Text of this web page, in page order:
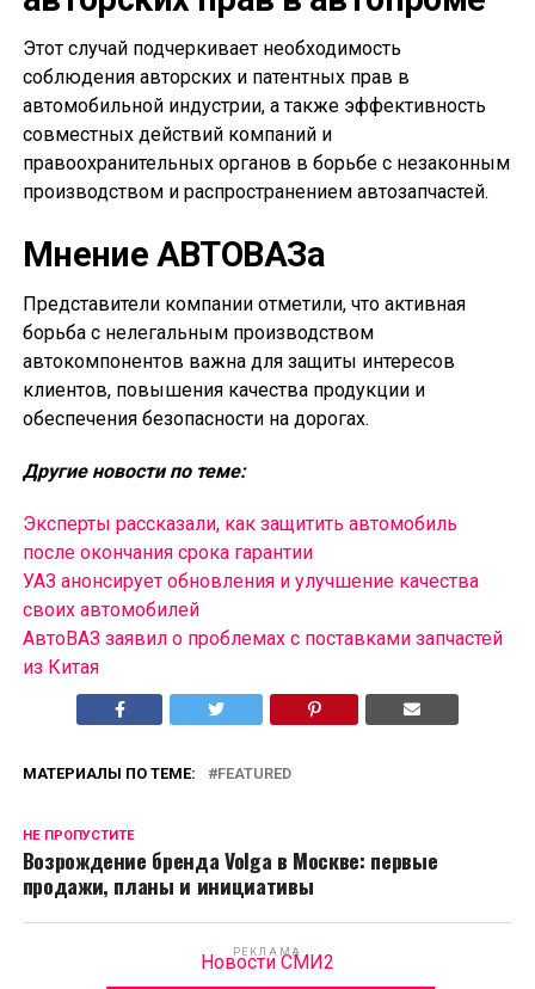
Этот случай подчеркивает необходимость
соблюдения авторских и патентных прав в
автомобильной индустрии, а также эффективность
совместных действий компаний и
правоохранительных органов в борьбе с незаконным
производством и распространением автозапчастей.
Мнение АВТОВАЗа
Представители компании отметили, что активная
борьба с нелегальным производством
автокомпонентов важна для защиты интересов
клиентов, повышения качества продукции и
обеспечения безопасности на дорогах.
Другие новости по теме:
Эксперты рассказали, как защитить автомобиль
после окончания срока гарантии
УАЗ анонсирует обновления и улучшение качества
своих автомобилей
АвтоВАЗ заявил о проблемах с поставками запчастей
из Китая
МАТЕРИАЛЫ ПО ТЕМЕ: FEATURED
НЕ ПРОПУСТИТЕ
Возрождение бренда Volga в Москве: первые
продажи, планы и инициативы
РЕКЛАМА
Новости СМИ2